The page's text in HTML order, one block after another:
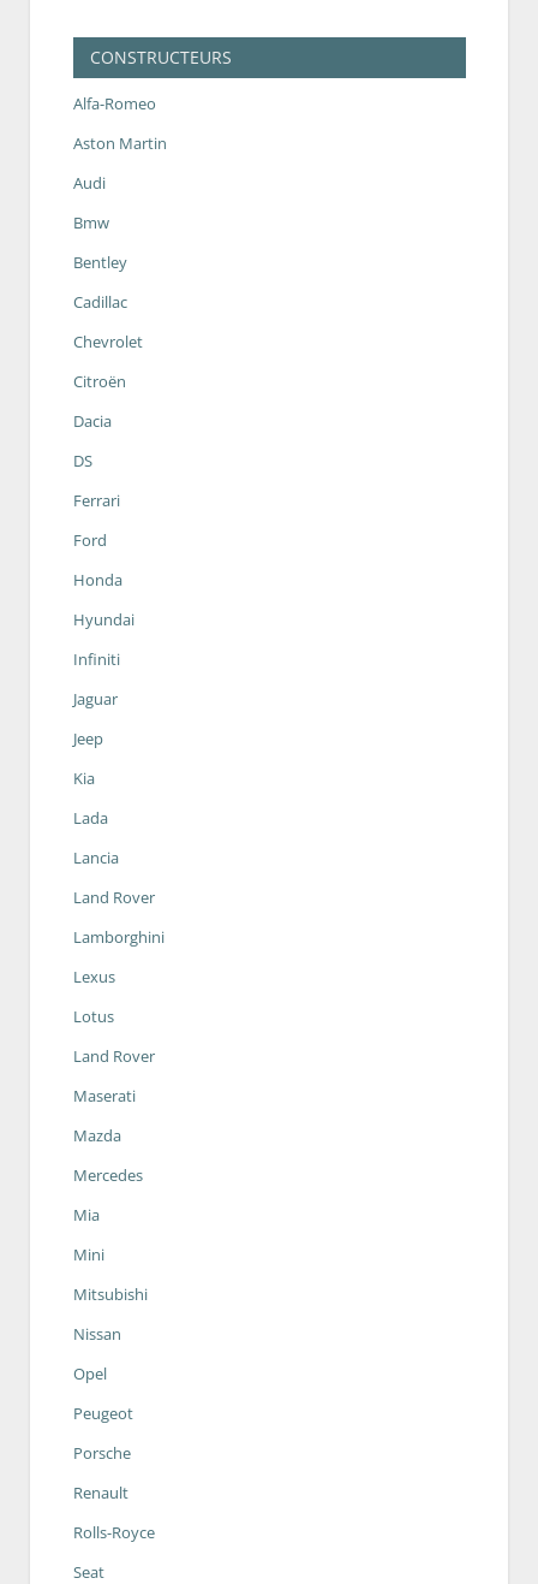
CONSTRUCTEURS
Alfa-Romeo
Aston Martin
Audi
Bmw
Bentley
Cadillac
Chevrolet
Citroën
Dacia
DS
Ferrari
Ford
Honda
Hyundai
Infiniti
Jaguar
Jeep
Kia
Lada
Lancia
Land Rover
Lamborghini
Lexus
Lotus
Land Rover
Maserati
Mazda
Mercedes
Mia
Mini
Mitsubishi
Nissan
Opel
Peugeot
Porsche
Renault
Rolls-Royce
Seat